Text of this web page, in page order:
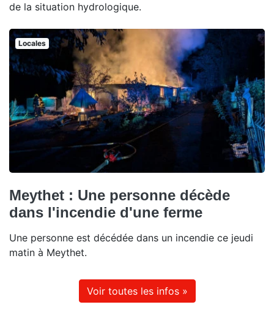
de la situation hydrologique.
Locales
Meythet : Une personne décède
dans l'incendie d'une ferme
Une personne est décédée dans un incendie ce jeudi
matin à Meythet.
Voir toutes les infos »